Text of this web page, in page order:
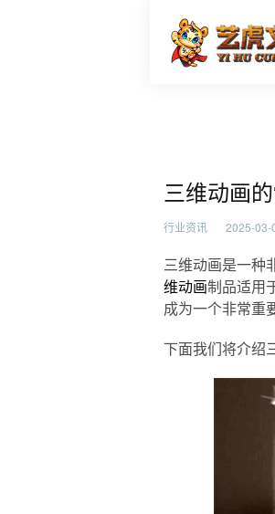
三维动
三维动画
行业资讯 2025-03-
三维动画是一种
维动画制品适用
成为一个非常重
下面我们将介绍